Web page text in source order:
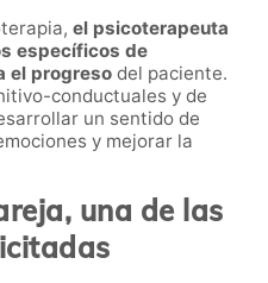
el psicoterapeuta
específicos de
el progreso del paciente.
conductuales y de
un sentido de
y mejorar la
una de las